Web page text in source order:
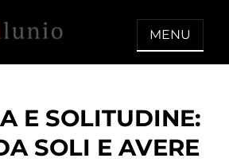
dopo la
MENU
E SOLITUDINE:
SOLI E AVERE